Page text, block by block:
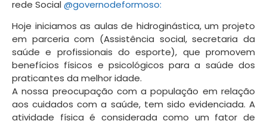
rede Social @governodeformoso:
Hoje iniciamos as aulas de hidroginástica, um projeto
em parceria com (Assistência social, secretaria da
saúde e profissionais do esporte), que promovem
benefícios físicos e psicológicos para a saúde dos
praticantes da melhor idade.
A nossa preocupação com a população em relação
aos cuidados com a saúde, tem sido evidenciada. A
atividade física é considerada como um fator de